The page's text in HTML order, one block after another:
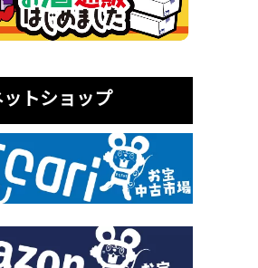
ットショップ